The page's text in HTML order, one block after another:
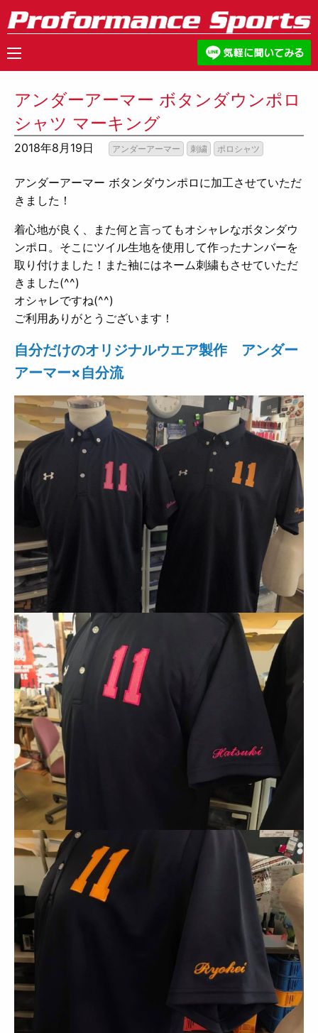
アンダーアーマー ボタンダウンポロ
シャツ マーキング
2018年8月19日 アンダーアーマー 刺繍 ポロシャツ
アンダーアーマー ボタンダウンポロに加工させていただ
きました！
着心地が良く、また何と言ってもオシャレなボタンダウ
ンポロ。そこにツイル生地を使用して作ったナンバーを
取り付けました！また袖にはネーム刺繍もさせていただ
きました(^^)
オシャレですね(^^)
ご利用ありがとうございます！
自分だけのオリジナルウエア製作 アンダー
アーマー×自分流